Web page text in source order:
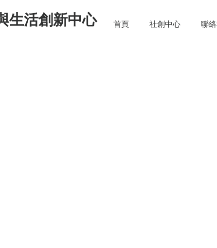
生活創新中心 首頁 社創中心 聯